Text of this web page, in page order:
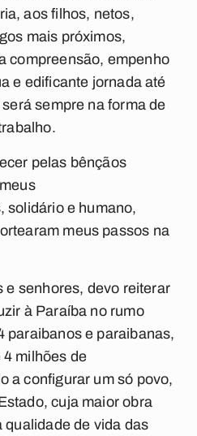
aos filhos, netos,
mais próximos,
compreensão, empenho
e edificante jornada até
sempre na forma de
pelas bênçãos
solidário e humano,
meus passos na
e senhores, devo reiterar
à Paraíba no rumo
paraibanos e paraibanas,
milhões de
a configurar um só povo,
cuja maior obra
qualidade de vida das